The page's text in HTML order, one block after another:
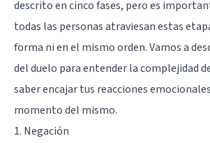
descrito en cinco fases, pero es
todas las personas atraviesan estas
forma ni en el mismo orden. Vamos a
del duelo para entender la complejidad
saber encajar tus reacciones
momento del mismo.
1. Negación